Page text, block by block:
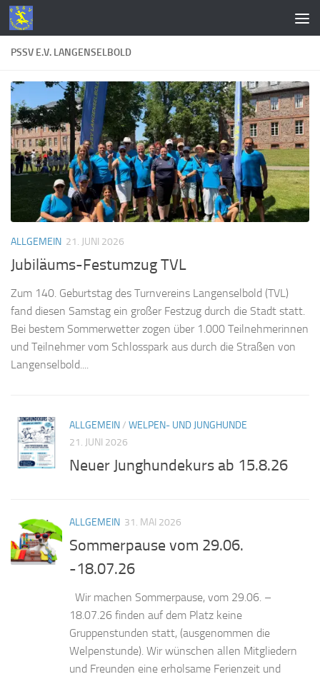
Zum Inhalt springen
PSSV E.V. LANGENSELBOLD
ALLGEMEIN 21. JUNI 2026
Jubiläums-Festumzug TVL
Zum 140. Geburtstag des Turnvereins Langenselbold (TVL)
fand diesen Samstag ein großer Festzug durch die Stadt statt.
Bei bestem Sommerwetter zogen über 1.000 Teilnehmerinnen
und Teilnehmer vom Schlosspark aus durch die Straßen von
Langenselbold....
ALLGEMEIN/ WELPEN- UND JUNGHUNDE
21. JUNI 2026
Neuer Junghundekurs ab 15.8.26
ALLGEMEIN 31. MAI 2026
Sommerpause vom 29.06.
-18.07.26
Wir machen Sommerpause, vom 29.06. –
18.07.26 finden auf dem Platz keine
Gruppenstunden statt, (ausgenommen die
Welpenstunde). Wir wünschen allen Mitgliedern
und Freunden eine erholsame Ferienzeit und